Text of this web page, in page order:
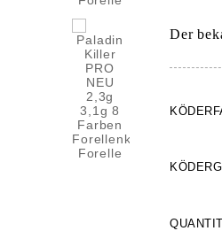
Der